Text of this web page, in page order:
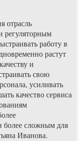
отрасль
регуляторным
работу в
растут
и
свою
усиливать
качество сервиса
более сложным для
Иванова.